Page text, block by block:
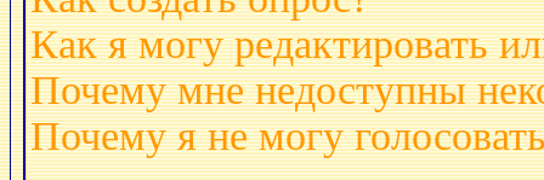
Как я могу редактировать
Почему мне недоступны
Почему я не могу